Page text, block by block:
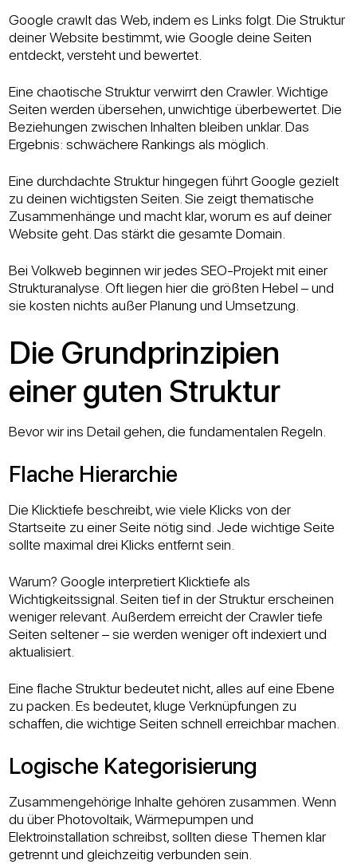
Google crawlt das Web, indem es Links folgt. Die Struktur
deiner Website bestimmt, wie Google deine Seiten
entdeckt, versteht und bewertet.
Eine chaotische Struktur verwirrt den Crawler. Wichtige
Seiten werden übersehen, unwichtige überbewertet. Die
Beziehungen zwischen Inhalten bleiben unklar. Das
Ergebnis: schwächere Rankings als möglich.
Eine durchdachte Struktur hingegen führt Google gezielt
zu deinen wichtigsten Seiten. Sie zeigt thematische
Zusammenhänge und macht klar, worum es auf deiner
Website geht. Das stärkt die gesamte Domain.
Bei Volkweb beginnen wir jedes SEO-Projekt mit einer
Strukturanalyse. Oft liegen hier die größten Hebel – und
sie kosten nichts außer Planung und Umsetzung.
Die Grundprinzipien
einer guten Struktur
Bevor wir ins Detail gehen, die fundamentalen Regeln.
Flache Hierarchie
Die Klicktiefe beschreibt, wie viele Klicks von der
Startseite zu einer Seite nötig sind. Jede wichtige Seite
sollte maximal drei Klicks entfernt sein.
Warum? Google interpretiert Klicktiefe als
Wichtigkeitssignal. Seiten tief in der Struktur erscheinen
weniger relevant. Außerdem erreicht der Crawler tiefe
Seiten seltener – sie werden weniger oft indexiert und
aktualisiert.
Eine flache Struktur bedeutet nicht, alles auf eine Ebene
zu packen. Es bedeutet, kluge Verknüpfungen zu
schaffen, die wichtige Seiten schnell erreichbar machen.
Logische Kategorisierung
Zusammengehörige Inhalte gehören zusammen. Wenn
du über Photovoltaik, Wärmepumpen und
Elektroinstallation schreibst, sollten diese Themen klar
getrennt und gleichzeitig verbunden sein.